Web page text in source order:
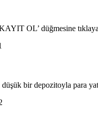
OL’ düğmesine
bir depozitoyla para